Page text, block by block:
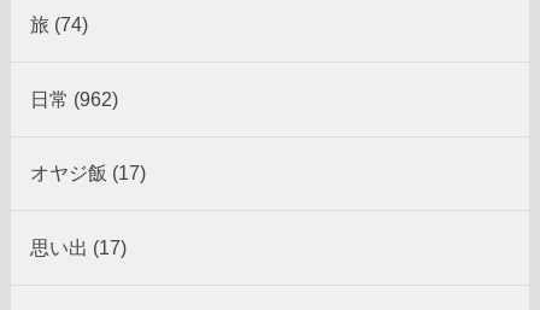
旅 (74)
日常 (962)
オヤジ飯 (17)
思い出 (17)